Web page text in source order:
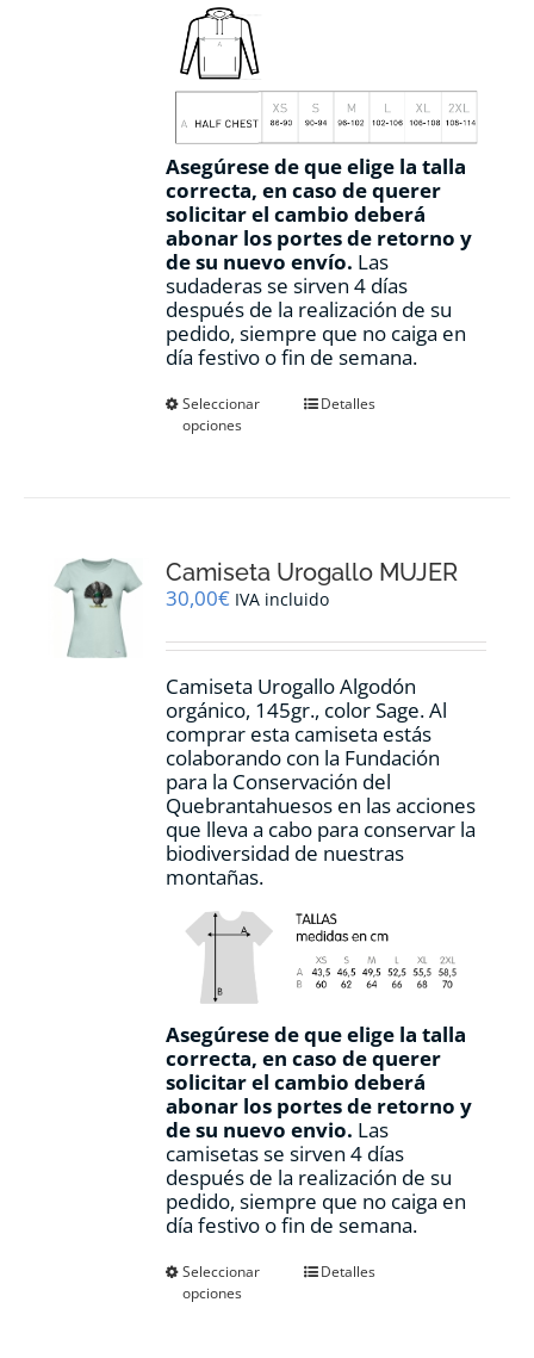
Asegúrese de que elige la talla
correcta, en caso de querer
solicitar el cambio deberá
abonar los portes de retorno y
de su nuevo envío. Las
sudaderas se sirven 4 días
después de la realización de su
pedido, siempre que no caiga en
día festivo o fin de semana.
Seleccionar
opciones
Este
se
pueden
en
página
de
producto
Detalles
Camiseta Urogallo MUJER
30,00€ IVA incluido
Camiseta Urogallo Algodón
orgánico, 145gr., color Sage. Al
comprar esta camiseta estás
colaborando con la Fundación
para la Conservación del
Quebrantahuesos en las acciones
que lleva a cabo para conservar la
biodiversidad de nuestras
montañas.
Asegúrese de que elige la talla
correcta, en caso de querer
solicitar el cambio deberá
abonar los portes de retorno y
de su nuevo envio. Las
camisetas se sirven 4 días
después de la realización de su
pedido, siempre que no caiga en
día festivo o fin de semana.
Seleccionar
opciones
EsteDetalles